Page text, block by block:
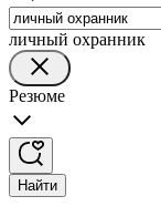
личный охранник
Резюме
Найти